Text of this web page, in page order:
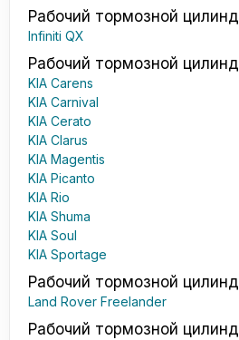
Рабочий тормозной
Infiniti QX
Рабочий тормозной
KIA Carens
KIA Carnival
KIA Cerato
KIA Clarus
KIA Magentis
KIA Picanto
KIA Rio
KIA Shuma
KIA Soul
KIA Sportage
Рабочий тормозной
Land Rover Freelander
Рабочий тормозной